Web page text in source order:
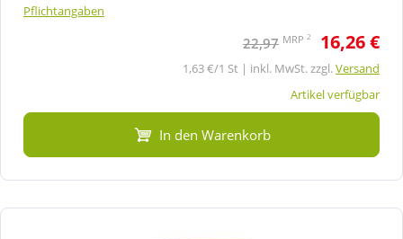
Pflichtangaben
22,97 MRP 2 16,26 €
1,63 €/1 St | inkl. MwSt. zzgl.Versand
Artikel verfügbar
In den Warenkorb